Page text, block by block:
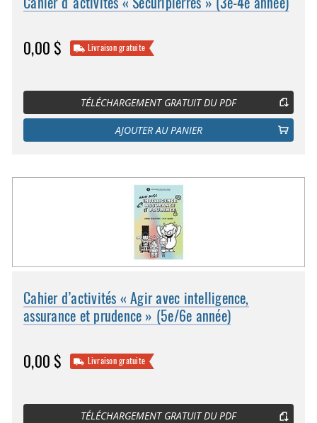
0,00 $ Livraison gratuite
TÉLÉCHARGEMENT GRATUIT DU PDF
AJOUTER AU PANIER
Cahier d’activités « Agir avec intelligence,
assurance et prudence » (5e/6e année)
0,00 $ Livraison gratuite
TÉLÉCHARGEMENT GRATUIT DU PDF